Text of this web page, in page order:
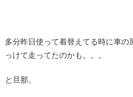
多分昨日使って着替えてる時に車の
っけて走ってたのかも。。。
と旦那。